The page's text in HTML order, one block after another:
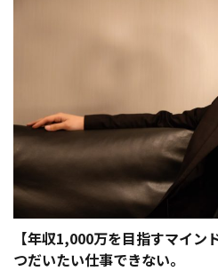
【年収1,000万を目指すマイン
つだいたい仕事できない。